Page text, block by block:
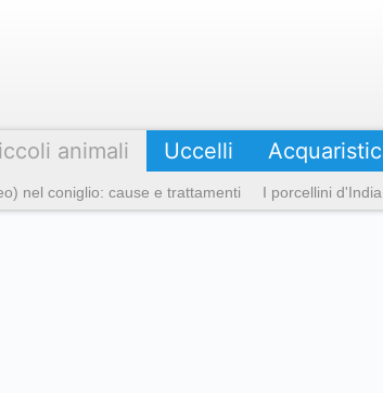
animali
nel coniglio: cause e trattamenti I porcellini
Uccelli